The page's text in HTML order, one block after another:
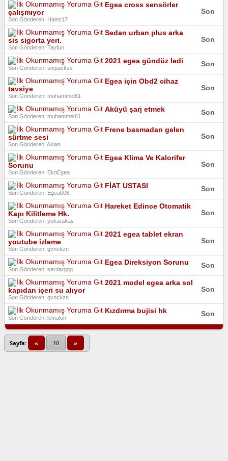
Egea cross sensörler
çalışmıyor
Son Gönderen: Hainz17
Son
Sedan urban plus arka
sis sigorta yeri.
Son Gönderen: Tayfun
Son
2021 egea gündüz ledi
Son Gönderen: sixpackss
Son
Egea için Obd2 cihaz
tavsiye
Son Gönderen: muhammet61
Son
Aküyü şarj etmek
Son Gönderen: muhammet61
Son
Frene basmadan gelen
sürtme sesi
Son Gönderen: Aslan
Son
Egea Klima Ve Kalorifer
Sorunu
Son Gönderen: EkoEgea
Son
FİAT USTASI
Son Gönderen: Egea006
Son
Hareket Edince Otomatik
Kapı Kilitleme Hk.
Son Gönderen: yekarakas
Son
2021 egea tablet ekran
youtube izleme
Son Gönderen: gvnckzn
Son
Egea Direksiyon Sorunu
Son Gönderen: serdarggg
Son
2021 model egea arka sol
kapıdan içeri su alıyor
Son Gönderen: gvnckzn
Son
Kızdırma bujisi hk
Son Gönderen: lemalon
Son
Sayfa: « 10 »